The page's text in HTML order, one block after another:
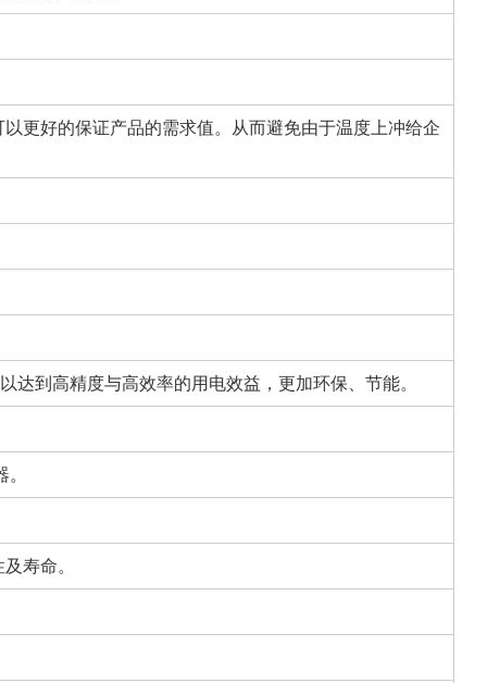
更好的保证产品的需求值。从而避免由于温度上冲给企
到高精度与高效率的用电效益，更加环保、节能。
寿命。